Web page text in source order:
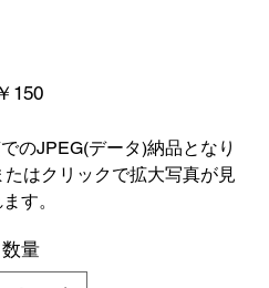
価
格
￥150
のJPEG(データ)納品となり
はクリックで拡大写真が見
す。
数量